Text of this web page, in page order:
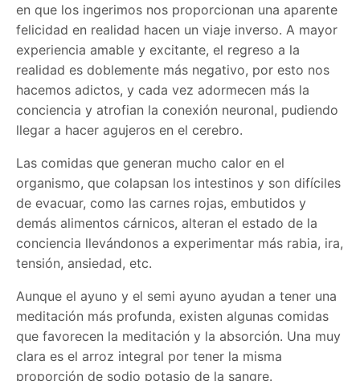
en que los ingerimos nos proporcionan una aparente
felicidad en realidad hacen un viaje inverso. A mayor
experiencia amable y excitante, el regreso a la
realidad es doblemente más negativo, por esto nos
hacemos adictos, y cada vez adormecen más la
conciencia y atrofian la conexión neuronal, pudiendo
llegar a hacer agujeros en el cerebro.
Las comidas que generan mucho calor en el
organismo, que colapsan los intestinos y son difíciles
de evacuar, como las carnes rojas, embutidos y
demás alimentos cárnicos, alteran el estado de la
conciencia llevándonos a experimentar más rabia, ira,
tensión, ansiedad, etc.
Aunque el ayuno y el semi ayuno ayudan a tener una
meditación más profunda, existen algunas comidas
que favorecen la meditación y la absorción. Una muy
clara es el arroz integral por tener la misma
proporción de sodio potasio de la sangre.